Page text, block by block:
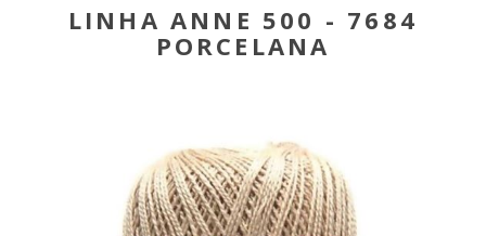
LINHA ANNE 500 - 7684
PORCELANA